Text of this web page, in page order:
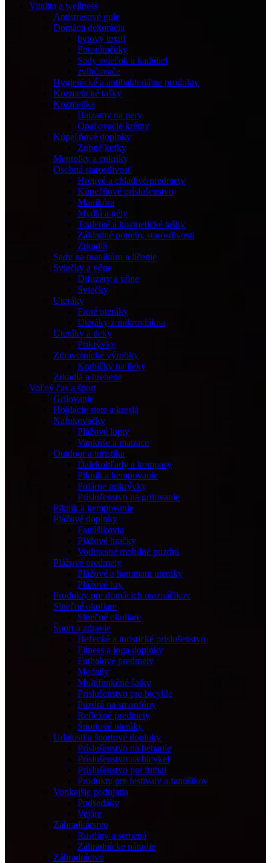
Vitalita a wellness
Antistresové gule
Domáca dekorácia
bytový textil
Fotorámčeky
Sady sviečok a kadidiel
zvlhčovače
Hygienické a antibakteriálne produkty
Kozmetické tašky
Kozmetika
Balzamy na pery
Opaľovacie krémy
Kúpeľňové doplnky
Zubné kefky
Mentolky a cukríky
Osobná starostlivosť
Hrejivé a chladivé predmety
Kúpeľňové príslušenstvo
Manikúra
Mydlá a gély
Toaletné a kozmetické tašky
Základné potreby starostlivosti
Zrkadlá
Sady na manikúru a líčenie
Sviečky a vône
Difuzéry a vône
Sviečky
Uteráky
Froté uteráky
Uteráky z mikrovlákna
Uteráky a deky
Prikrývky
Zdravotnícke výrobky
Krabičky na lieky
Zrkadlá a hrebene
Voľný čas a šport
Grilovanie
Hojdacie siete a kreslá
Nafukovačky
Plážové lopty
Vankúše a matrace
Outdoor a turistika
Ďalekohľady a kompasy
Piknik a kempovanie
Polárne prikrývky
Príslušenstvo na grilovanie
Piknik a kempovanie
Plážové doplnky
Fanúšikovia
Plážové hračky
Vodotesné mobilné puzdrá
Plážové predmety
Plážové a hammam uteráky
Plážové hry
Produkty pre domácich maznáčikov
Slnečné okuliare
Slnečné okuliare
Šport a zdravie
Bežecké a turistické príslušenstvo
Fitness a joga doplnky
Futbalové predmety
Medaily
Multifunkčné šatky
Príslušenstvo pre bicykle
Puzdrá na smartfóny
Reflexné predmety
Športové uteráky
Udalosti a športové doplnky
Príslušenstvo na behanie
Príslušenstvo na bicykel
Príslušenstvo pre futbal
Produkty pre festivaly a fanúšikov
Vonkajšie podujatia
Podsedáky
Vejáre
Záhradkárstvo
Rastliny a semená
Záhradnícke náradie
Záhradníctvo